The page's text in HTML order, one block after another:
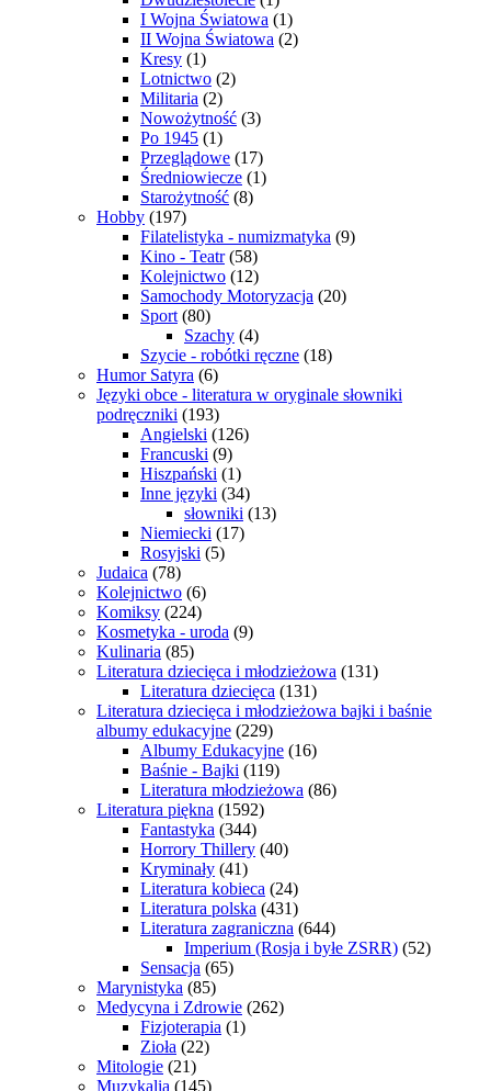
I Wojna Światowa (1)
II Wojna Światowa (2)
Kresy (1)
Lotnictwo (2)
Militaria (2)
Nowożytność (3)
Po 1945 (1)
Przeglądowe (17)
Średniowiecze (1)
Starożytność (8)
Hobby (197)
Filatelistyka - numizmatyka (9)
Kino - Teatr (58)
Kolejnictwo (12)
Samochody Motoryzacja (20)
Sport (80)
Szachy (4)
Szycie - robótki ręczne (18)
Humor Satyra (6)
Języki obce - literatura w oryginale słowniki
podręczniki (193)
Angielski (126)
Francuski (9)
Hiszpański (1)
Inne języki (34)
słowniki (13)
Niemiecki (17)
Rosyjski (5)
Judaica (78)
Kolejnictwo (6)
Komiksy (224)
Kosmetyka - uroda (9)
Kulinaria (85)
Literatura dziecięca i młodzieżowa (131)
Literatura dziecięca (131)
Literatura dziecięca i młodzieżowa bajki i baśnie
albumy edukacyjne (229)
Albumy Edukacyjne (16)
Baśnie - Bajki (119)
Literatura młodzieżowa (86)
Literatura piękna (1592)
Fantastyka (344)
Horrory Thillery (40)
Kryminały (41)
Literatura kobieca (24)
Literatura polska (431)
Literatura zagraniczna (644)
Imperium (Rosja i byłe ZSRR) (52)
Sensacja (65)
Marynistyka (85)
Medycyna i Zdrowie (262)
Fizjoterapia (1)
Zioła (22)
Mitologie (21)
Muzykalia (145)